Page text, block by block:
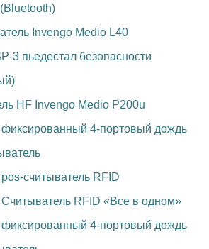
Invengo Medio L40
3 пьедестал безопасности
HF Invengo Medio P200u
4-портовый дождь
считыватель RFID
RFID «Все в одном»
4-портовый дождь